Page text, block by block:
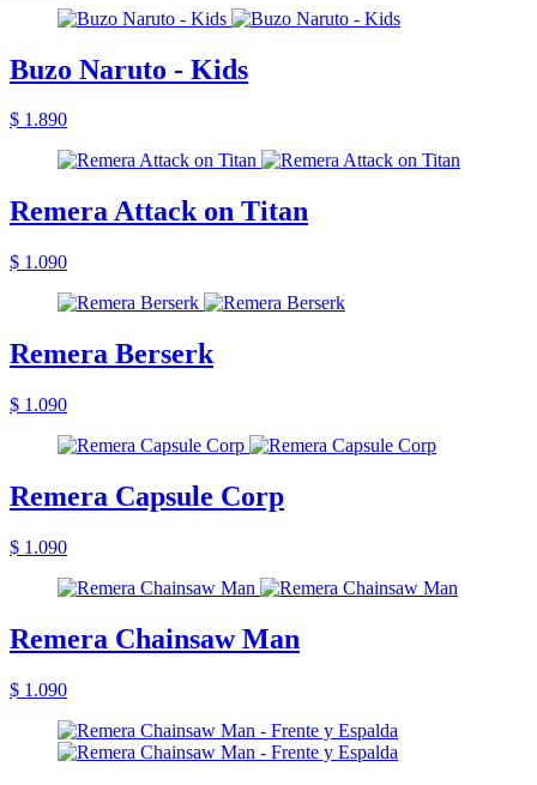
Buzo Naruto - Kids
$ 1.890
Remera Attack on Titan
$ 1.090
Remera Berserk
$ 1.090
Remera Capsule Corp
$ 1.090
Remera Chainsaw Man
$ 1.090